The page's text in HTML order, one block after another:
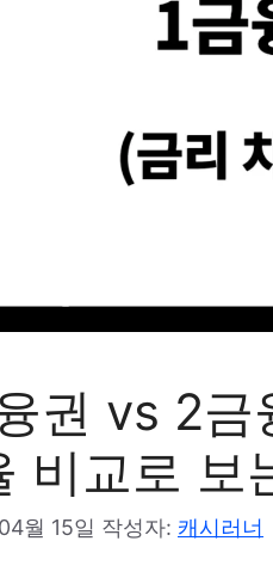
권 vs 2금
비교로 보
월 15일 작성자: 캐시러너